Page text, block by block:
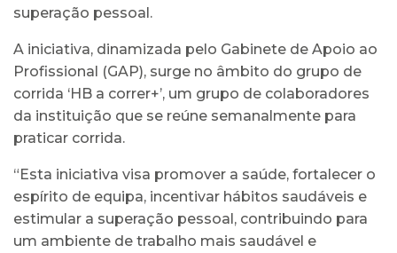
superação pessoal.
A iniciativa, dinamizada pelo Gabinete de Apoio ao
Profissional (GAP), surge no âmbito do grupo de
corrida ‘HB a correr+’, um grupo de colaboradores
da instituição que se reúne semanalmente para
praticar corrida.
“Esta iniciativa visa promover a saúde, fortalecer o
espírito de equipa, incentivar hábitos saudáveis e
estimular a superação pessoal, contribuindo para
um ambiente de trabalho mais saudável e